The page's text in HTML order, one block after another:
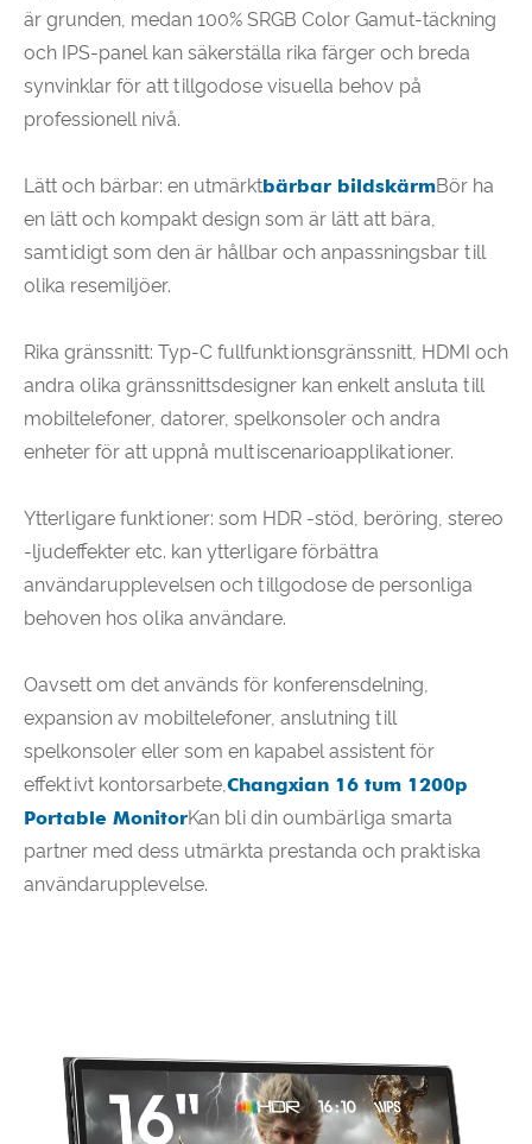
är grunden, medan 100% SRGB Color Gamut-täckning
och IPS-panel kan säkerställa rika färger och breda
synvinklar för att tillgodose visuella behov på
professionell nivå.
Lätt och bärbar: en utmärktbärbar bildskärmBör ha
en lätt och kompakt design som är lätt att bära,
samtidigt som den är hållbar och anpassningsbar till
olika resemiljöer.
Rika gränssnitt: Typ-C fullfunktionsgränssnitt, HDMI och
andra olika gränssnittsdesigner kan enkelt ansluta till
mobiltelefoner, datorer, spelkonsoler och andra
enheter för att uppnå multiscenarioapplikationer.
Ytterligare funktioner: som HDR -stöd, beröring, stereo
-ljudeffekter etc. kan ytterligare förbättra
användarupplevelsen och tillgodose de personliga
behoven hos olika användare.
Oavsett om det används för konferensdelning,
expansion av mobiltelefoner, anslutning till
spelkonsoler eller som en kapabel assistent för
effektivt kontorsarbete,Changxian 16 tum 1200p
Portable MonitorKan bli din oumbärliga smarta
partner med dess utmärkta prestanda och praktiska
användarupplevelse.